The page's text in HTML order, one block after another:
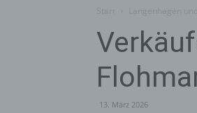
13. März 2026